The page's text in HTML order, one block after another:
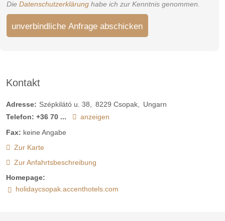
Die Datenschutzerklärung habe ich zur Kenntnis genommen.
unverbindliche Anfrage abschicken
Kontakt
Adresse: Szépkilátó u. 38 8229 Csopak
Ungarn
Telefon: +36 70 ...
anzeigen
Fax: keine Angabe
Zur Karte
Zur Anfahrtsbeschreibung
Homepage:
holidaycsopak.accenthotels.com